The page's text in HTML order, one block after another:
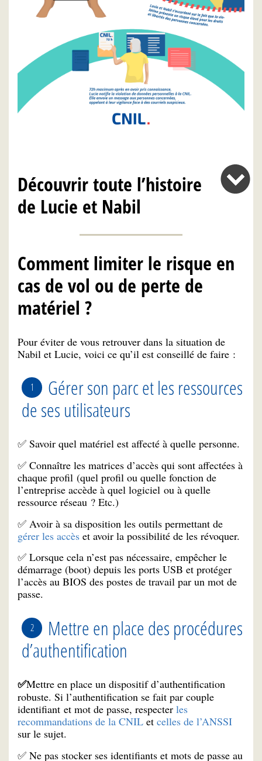
Découvrir toute l’histoire
de Lucie et Nabil
Comment limiter le risque en
cas de vol ou de perte de
matériel ?
Pour éviter de vous retrouver dans la situation de
Nabil et Lucie, voici ce qu’il est conseillé de faire :
Gérer son parc et les ressources
de ses utilisateurs
✅ Savoir quel matériel est affecté à quelle personne.
✅ Connaître les matrices d’accès qui sont affectées à
chaque profil (quel profil ou quelle fonction de
l’entreprise accède à quel logiciel ou à quelle
ressource réseau ? Etc.)
✅ Avoir à sa disposition les outils permettant de
gérer les accès et avoir la possibilité de les révoquer.
✅ Lorsque cela n’est pas nécessaire, empêcher le
démarrage (boot) depuis les ports USB et protéger
l’accès au BIOS des postes de travail par un mot de
passe.
Mettre en place des procédures
d’authentification
✅Mettre en place un dispositif d’authentification
robuste. Si l’authentification se fait par couple
identifiant et mot de passe, respecter les
recommandations de la CNIL et celles de l’ANSSI
sur le sujet.
✅ Ne pas stocker ses identifiants et mots de passe au